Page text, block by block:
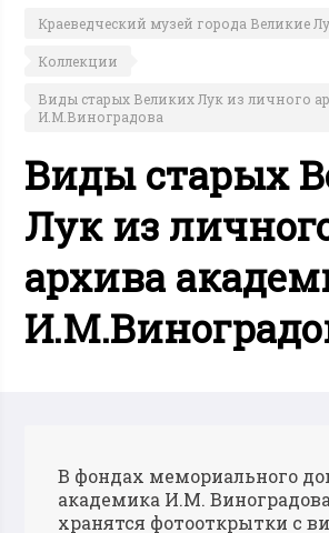
Краеведческий музей города Великие
Коллекции
Виды старых Великих Лук из личного
И.М.Виноградова
Виды старых
Лук из
архива
В фондах мемориального
академика И.М. Виноградова
хранятся фотооткрытки с